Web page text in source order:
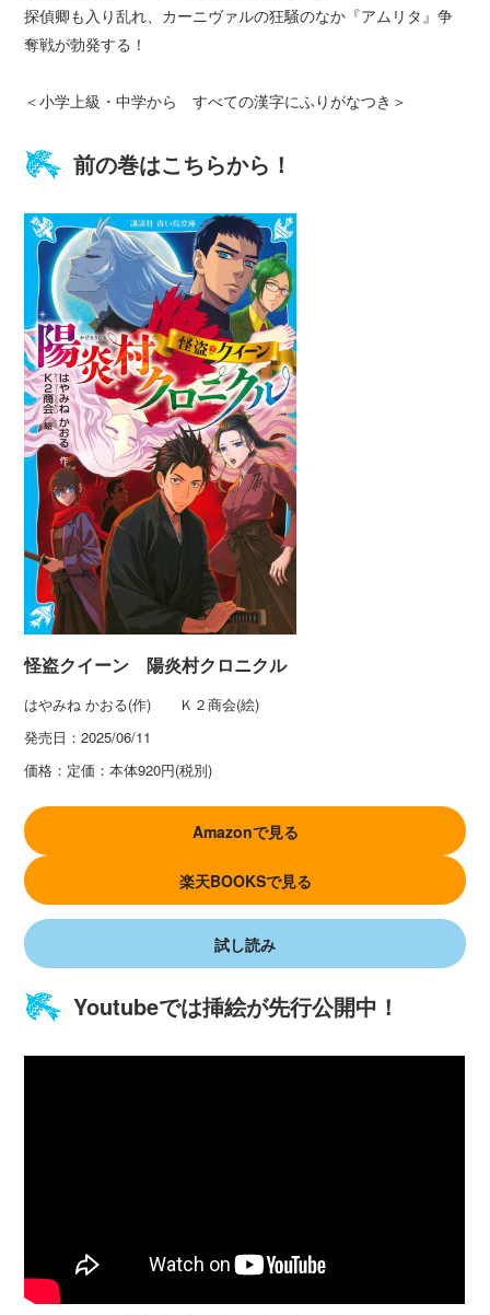
探偵卿も入り乱れ、カーニヴァルの狂騒のなか『アムリタ』争
奪戦が勃発する！
＜小学上級・中学から すべての漢字にふりがなつき＞
前の巻はこちらから！
怪盗クイーン 陽炎村クロニクル
はやみね かおる(作) Ｋ２商会(絵)
発売日：2025/06/11
価格： 定価：本体920円(税別)
Amazonで見る
楽天BOOKSで見る
試し読み
Youtubeでは挿絵が先行公開中！